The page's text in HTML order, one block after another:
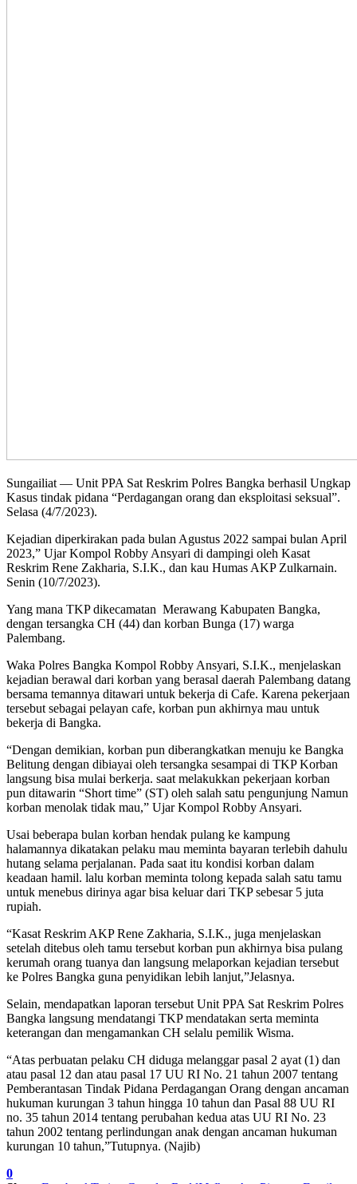
Sungailiat — Unit PPA Sat Reskrim Polres Bangka berhasil Ungkap
Kasus tindak pidana “Perdagangan orang dan eksploitasi seksual”.
Selasa (4/7/2023).
Kejadian diperkirakan pada bulan Agustus 2022 sampai bulan April
2023,” Ujar Kompol Robby Ansyari di dampingi oleh Kasat
Reskrim Rene Zakharia, S.I.K., dan kau Humas AKP Zulkarnain.
Senin (10/7/2023).
Yang mana TKP dikecamatan Merawang Kabupaten Bangka,
dengan tersangka CH (44) dan korban Bunga (17) warga
Palembang.
Waka Polres Bangka Kompol Robby Ansyari, S.I.K., menjelaskan
kejadian berawal dari korban yang berasal daerah Palembang datang
bersama temannya ditawari untuk bekerja di Cafe. Karena pekerjaan
tersebut sebagai pelayan cafe, korban pun akhirnya mau untuk
bekerja di Bangka.
“Dengan demikian, korban pun diberangkatkan menuju ke Bangka
Belitung dengan dibiayai oleh tersangka sesampai di TKP Korban
langsung bisa mulai berkerja. saat melakukkan pekerjaan korban
pun ditawarin “Short time” (ST) oleh salah satu pengunjung Namun
korban menolak tidak mau,” Ujar Kompol Robby Ansyari.
Usai beberapa bulan korban hendak pulang ke kampung
halamannya dikatakan pelaku mau meminta bayaran terlebih dahulu
hutang selama perjalanan. Pada saat itu kondisi korban dalam
keadaan hamil. lalu korban meminta tolong kepada salah satu tamu
untuk menebus dirinya agar bisa keluar dari TKP sebesar 5 juta
rupiah.
“Kasat Reskrim AKP Rene Zakharia, S.I.K., juga menjelaskan
setelah ditebus oleh tamu tersebut korban pun akhirnya bisa pulang
kerumah orang tuanya dan langsung melaporkan kejadian tersebut
ke Polres Bangka guna penyidikan lebih lanjut,”Jelasnya.
Selain, mendapatkan laporan tersebut Unit PPA Sat Reskrim Polres
Bangka langsung mendatangi TKP mendatakan serta meminta
keterangan dan mengamankan CH selalu pemilik Wisma.
“Atas perbuatan pelaku CH diduga melanggar pasal 2 ayat (1) dan
atau pasal 12 dan atau pasal 17 UU RI No. 21 tahun 2007 tentang
Pemberantasan Tindak Pidana Perdagangan Orang dengan ancaman
hukuman kurungan 3 tahun hingga 10 tahun dan Pasal 88 UU RI
no. 35 tahun 2014 tentang perubahan kedua atas UU RI No. 23
tahun 2002 tentang perlindungan anak dengan ancaman hukuman
kurungan 10 tahun,”Tutupnya. (Najib)
0